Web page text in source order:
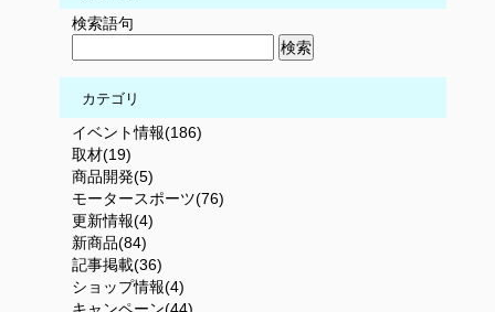
検索語句
カテゴリ
イベント情報(186)
取材(19)
商品開発(5)
モータースポーツ(76)
更新情報(4)
新商品(84)
記事掲載(36)
ショップ情報(4)